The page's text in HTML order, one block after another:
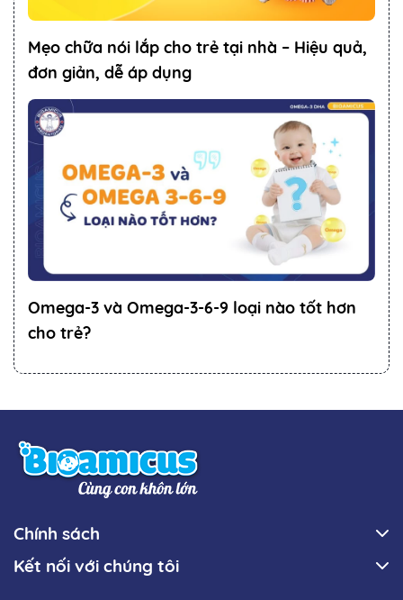
Mẹo chữa nói lắp cho trẻ tại nhà – Hiệu quả,
đơn giản, dễ áp dụng
Omega-3 và Omega-3-6-9 loại nào tốt hơn
cho trẻ?
Chính sách
Kết nối với chúng tôi